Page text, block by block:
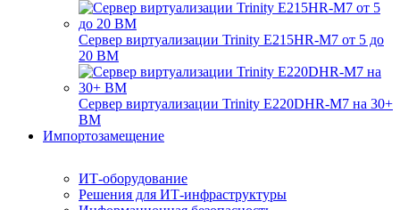
Сервер виртуализации Trinity E215HR-M7 от 5 до
20 ВМ
Сервер виртуализации Trinity E220DHR-M7 на 30+
ВМ
Импортозамещение
ИТ-оборудование
Решения для ИТ-инфраструктуры